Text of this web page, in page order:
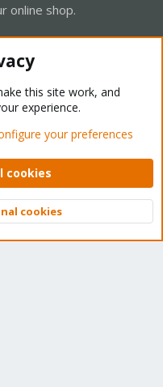
online shop.
- Light Mode
policy Help Home
2026 XenForo Ltd.
Top
this site work, and
experience.
your preferences
cookies
cookies